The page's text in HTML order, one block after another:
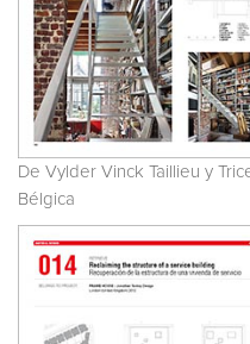
De Vylder Vinck Taillieu y
Bélgica